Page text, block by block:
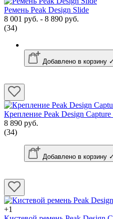
Ремень Peak Design Slide
8 001 руб. - 8 890 руб.
(34)
Добавлено в корзину ✓
Крепление Peak Design
8 890 руб.
(34)
Добавлено в корзину ✓
+1